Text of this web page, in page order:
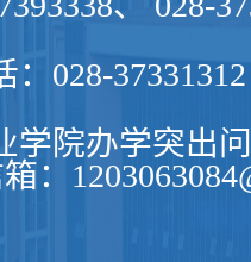
028-37331312
学院办学突出
：